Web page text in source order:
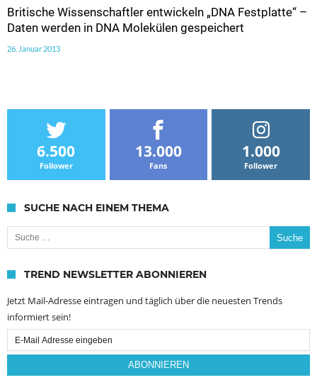
Britische Wissenschaftler entwickeln „DNA Festplatte“ –
Daten werden in DNA Molekülen gespeichert
26. Januar 2013
6.500
Follower
13.000
Fans
1.000
Follower
SUCHE NACH EINEM THEMA
Suche nach:
TREND NEWSLETTER ABONNIEREN
Jetzt Mail-Adresse eintragen und täglich über die neuesten Trends
informiert sein!
Email
Subscription
ABONNIEREN